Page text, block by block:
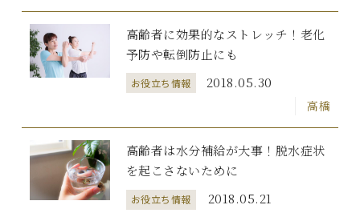
高齢者に効果的なストレッチ！老化
予防や転倒防止にも
お役立ち情報 2018.05.30
高橋
高齢者は水分補給が大事！脱水症状
を起こさないために
お役立ち情報 2018.05.21